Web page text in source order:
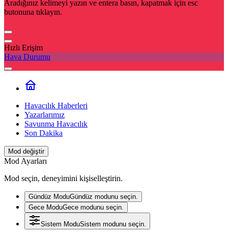
Aradığınız kelimeyi yazın ve entera basın, kapatmak için esc
butonuna tıklayın.
Hızlı Erişim
Hava Durumu
Havacılık Haberleri
Yazarlarımız
Savunma Havacılık
Son Dakika
Mod değiştir
Mod Ayarları
Mod seçin, deneyimini kişiselleştirin.
Gündüz ModuGündüz modunu seçin.
Gece ModuGece modunu seçin.
Sistem ModuSistem modunu seçin.